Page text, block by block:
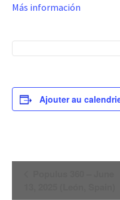
Más información
Ajouter au